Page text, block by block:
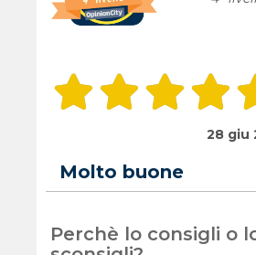
28 giu
Molto buone
Perchè lo consigli o